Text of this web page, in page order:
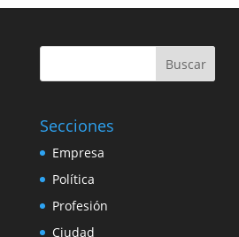
Buscar
Secciones
Empresa
Política
Profesión
Ciudad